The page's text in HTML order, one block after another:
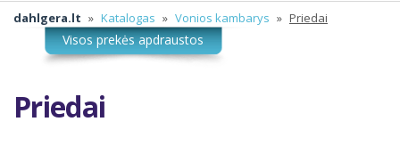
dahlgera.lt » Katalogas » Vonios kambarys » Priedai
Priedai